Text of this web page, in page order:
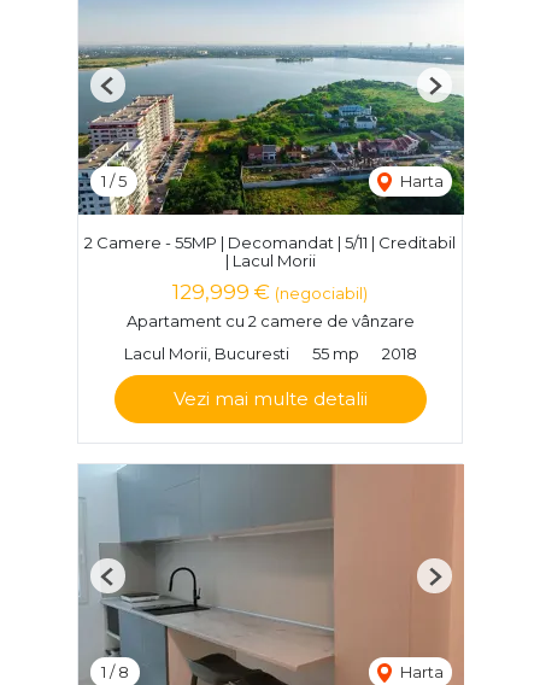
1 /5 Harta
Previous Next
2 Camere - 55MP | Decomandat | 5/11 | Creditabil
| Lacul Morii
129,999 € (negociabil)
Apartament cu 2 camere de vânzare
Lacul Morii, Bucuresti
55 mp 2018
Vezi mai multe detalii
1 /8 Harta
Previous Next